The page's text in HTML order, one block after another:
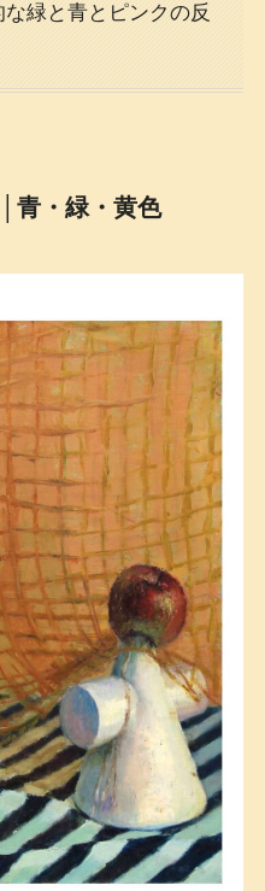
緑と青とピンクの反
青・緑・黄色